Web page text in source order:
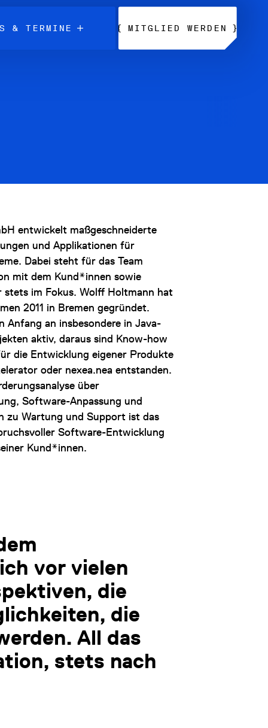
& TERMINE { MITGLIED WERDEN }
entwickelt maßgeschneiderte
und Applikationen für
Dabei steht für das Team
mit dem Kund*innen sowie
stets im Fokus. Wolff Holtmann hat
2011 in Bremen gegründet.
Anfang an insbesondere in Java-
aktiv, daraus sind Know-how
die Entwicklung eigener Produkte
oder nexea.nea entstanden.
über
Software-Anpassung und
zu Wartung und Support ist das
Software-Entwicklung
Kund*innen.
vor vielen
die
die
All das
stets nach